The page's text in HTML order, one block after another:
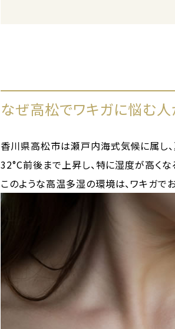
なぜ高松でワキガに悩む
香川県高松市は瀬戸内海式気候に属し
32°C前後まで上昇し、特に湿度が高くな
このような高温多湿の環境は、ワキガで